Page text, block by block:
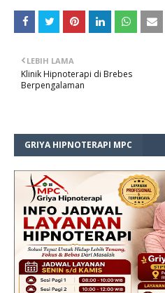
LEBIH LAMA
Klinik Hipnoterapi di Brebes
Berpengalaman
GRIYA HIPNOTERAPI MPC